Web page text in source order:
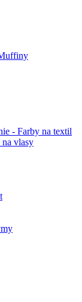
- Farby na textil
na vlasy